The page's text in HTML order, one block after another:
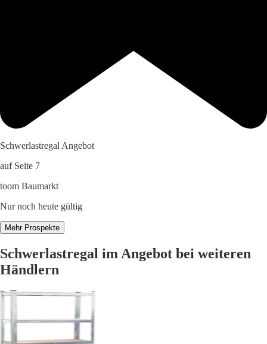
Schwerlastregal Angebot
auf Seite 7
toom Baumarkt
Nur noch heute gültig
Mehr Prospekte
Schwerlastregal im Angebot bei weiteren
Händlern